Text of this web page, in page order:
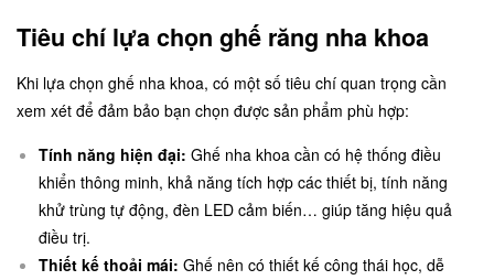
Tiêu chí lựa chọn ghế răng nha khoa
Khi lựa chọn ghế nha khoa, có một số tiêu chí quan trọng cần
xem xét để đảm bảo bạn chọn được sản phẩm phù hợp:
Tính năng hiện đại: Ghế nha khoa cần có hệ thống điều
khiển thông minh, khả năng tích hợp các thiết bị, tính năng
khử trùng tự động, đèn LED cảm biến… giúp tăng hiệu quả
điều trị.
Thiết kế thoải mái: Ghế nên có thiết kế công thái học, dễ